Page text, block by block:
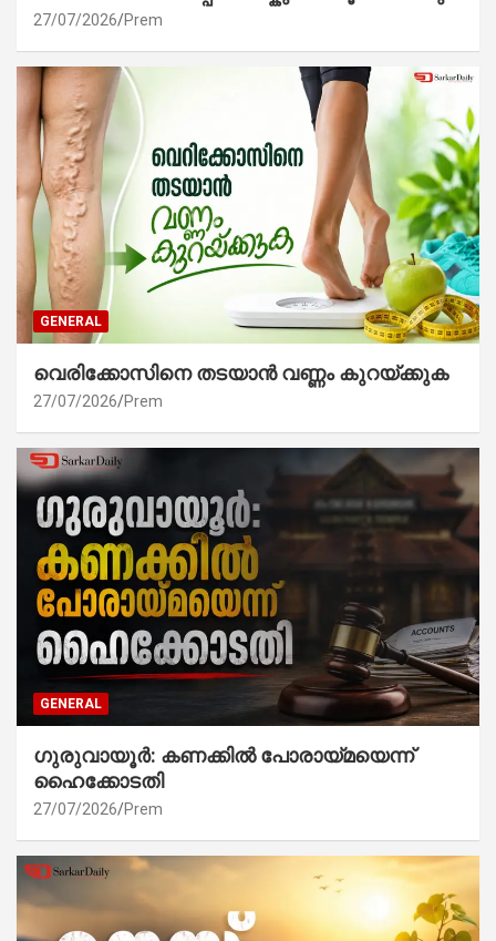
27/07/2026 Prem
GENERAL
വെരിക്കോസിനെ തടയാൻ വണ്ണം കുറയ്ക്കുക
27/07/2026 Prem
GENERAL
ഗുരുവായൂർ: കണക്കിൽ പോരായ്മയെന്ന്
ഹൈക്കോടതി
27/07/2026 Prem